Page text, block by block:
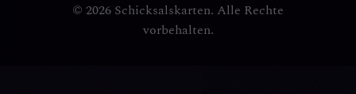
© 2026 Schicksalskarten. Alle Rechte
vorbehalten.